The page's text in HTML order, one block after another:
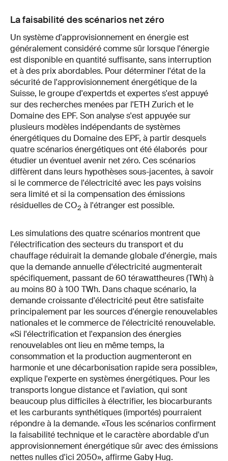
La faisabilité des scénarios net zéro
Un système d'approvisionnement en énergie est
généralement considéré comme sûr lorsque l'énergie
est disponible en quantité suffisante, sans interruption
et à des prix abordables. Pour déterminer l'état de la
sécurité de l'approvisionnement énergétique de la
Suisse, le groupe d'expertds et expertes s'est appuyé
sur des recherches menées par l'ETH Zurich et le
Domaine des EPF. Son analyse s'est appuyée sur
plusieurs modèles indépendants de systèmes
énergétiques du Domaine des EPF, à partir desquels
quatre scénarios énergétiques ont été élaborés pour
étudier un éventuel avenir net zéro. Ces scénarios
diffèrent dans leurs hypothèses sous-jacentes, à savoir
si le commerce de l'électricité avec les pays voisins
sera limité et si la compensation des émissions
résiduelles de CO2 à l'étranger est possible.
Les simulations des quatre scénarios montrent que
l'électrification des secteurs du transport et du
chauffage réduirait la demande globale d'énergie, mais
que la demande annuelle d'électricité augmenterait
spécifiquement, passant de 60 térawattheures (TWh) à
au moins 80 à 100 TWh. Dans chaque scénario, la
demande croissante d'électricité peut être satisfaite
principalement par les sources d'énergie renouvelables
nationales et le commerce de l'électricité renouvelable.
«Si l'électrification et l'expansion des énergies
renouvelables ont lieu en même temps, la
consommation et la production augmenteront en
harmonie et une décarbonisation rapide sera possible»,
explique l'experte en systèmes énergétiques. Pour les
transports longue distance et l'aviation, qui sont
beaucoup plus difficiles à électrifier, les biocarburants
et les carburants synthétiques (importés) pourraient
répondre à la demande. «Tous les scénarios confirment
la faisabilité technique et le caractère abordable d'un
approvisionnement énergétique sûr avec des émissions
nettes nulles d'ici 2050», affirme Gaby Hug.